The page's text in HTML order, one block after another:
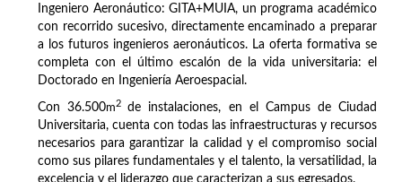
Ingeniero Aeronáutico: GITA+MUIA, un programa académico
con recorrido sucesivo, directamente encaminado a preparar
a los futuros ingenieros aeronáuticos. La oferta formativa se
completa con el último escalón de la vida universitaria: el
Doctorado en Ingeniería Aeroespacial.
Con 36.500m2
de instalaciones, en el Campus de Ciudad
Universitaria, cuenta con todas las infraestructuras y recursos
necesarios para garantizar la calidad y el compromiso social
como sus pilares fundamentales y el talento, la versatilidad, la